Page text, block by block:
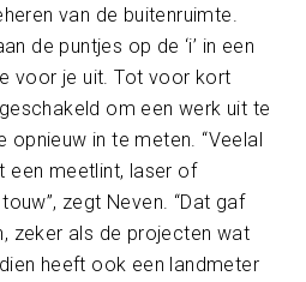
van de buitenruimte.
de puntjes op de ‘i’ in een
voor je uit. Tot voor kort
om een werk uit te
opnieuw in te meten. “Veelal
een meetlint, laser of
zegt Neven. “Dat gaf
zeker als de projecten wat
heeft ook een landmeter